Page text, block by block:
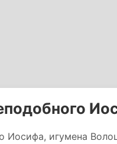
Иосифа, игумена